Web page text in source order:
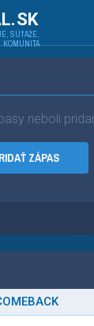
SÚŤAŽE,
KOMUNITA
neboli
ZÁPAS